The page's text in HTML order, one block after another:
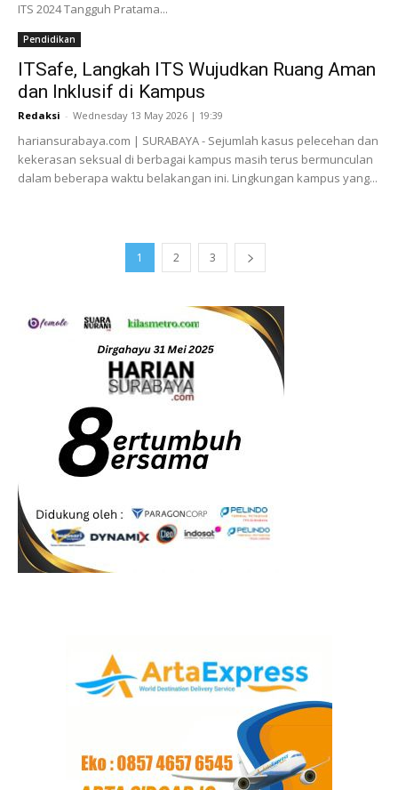
ITS 2024 Tangguh Pratama...
Pendidikan
ITSafe, Langkah ITS Wujudkan Ruang Aman
dan Inklusif di Kampus
Redaksi - Wednesday 13 May 2026 | 19:39
hariansurabaya.com | SURABAYA - Sejumlah kasus pelecehan dan
kekerasan seksual di berbagai kampus masih terus bermunculan
dalam beberapa waktu belakangan ini. Lingkungan kampus yang...
1 2 3